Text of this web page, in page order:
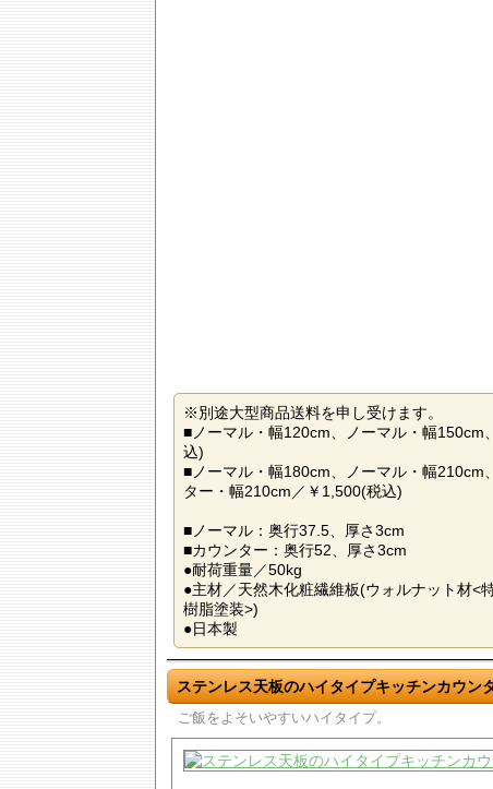
※別途大型商品送料を申し受けます。
■ノーマル・幅120cm、ノーマル・幅
込)
■ノーマル・幅180cm、ノーマル・幅
ター・幅210cm／￥1,500(税込)
■ノーマル：奥行37.5、厚さ3cm
■カウンター：奥行52、厚さ3cm
●耐荷重量／50kg
●主材／天然木化粧繊維板(ウォルナット材<
樹脂塗装>)
●日本製
ステンレス天板のハイタイプキッチンカウン
ご飯をよそいやすいハイタイプ。